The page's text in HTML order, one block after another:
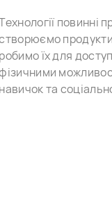
повинні
робимо їх для
навичок та